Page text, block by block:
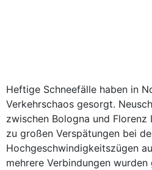
Heftige Schneefälle haben in
Verkehrschaos gesorgt.
zwischen Bologna und Florenz
zu großen Verspätungen bei
Hochgeschwindigkeitszügen
mehrere Verbindungen wurden